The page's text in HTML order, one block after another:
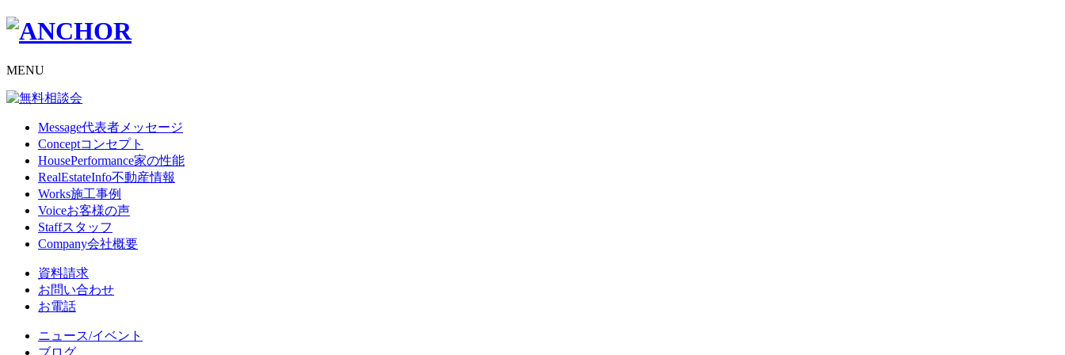
MENU
Message代表者メッセージ
Conceptコンセプト
HousePerformance家の性能
RealEstateInfo不動産情報
Works施工事例
Voiceお客様の声
Staffスタッフ
Company会社概要
資料請求
お問い合わせ
お電話
ニュース/イベント
ブログ